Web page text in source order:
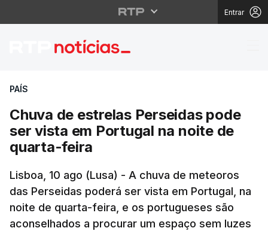
Entrar
Chuva de estrelas
PAÍS
Chuva de estrelas Perseidas pode
ser vista em Portugal na noite de
quarta-feira
Lisboa, 10 ago (Lusa) - A chuva de meteoros
das Perseidas poderá ser vista em Portugal, na
noite de quarta-feira, e os portugueses são
aconselhados a procurar um espaço sem luzes